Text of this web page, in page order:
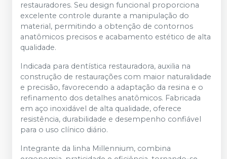
restauradores. Seu design funcional proporciona
excelente controle durante a manipulação do
material, permitindo a obtenção de contornos
anatômicos precisos e acabamento estético de alta
qualidade.
Indicada para dentística restauradora, auxilia na
construção de restaurações com maior naturalidade
e precisão, favorecendo a adaptação da resina e o
refinamento dos detalhes anatômicos. Fabricada
em aço inoxidável de alta qualidade, oferece
resistência, durabilidade e desempenho confiável
para o uso clínico diário.
Integrante da linha Millennium, combina